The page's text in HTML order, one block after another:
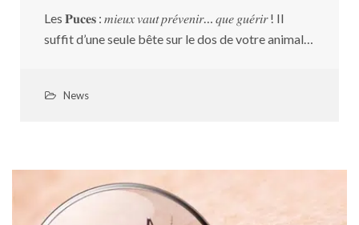
Les 𝐏𝐮𝐜𝐞𝐬 : 𝑚𝑖𝑒𝑢𝑥 𝑣𝑎𝑢𝑡 𝑝𝑟𝑒́𝑣𝑒𝑛𝑖𝑟… 𝑞𝑢𝑒 𝑔𝑢𝑒́𝑟𝑖𝑟 ! Il
suffit d’une seule bête sur le dos de votre animal…
News